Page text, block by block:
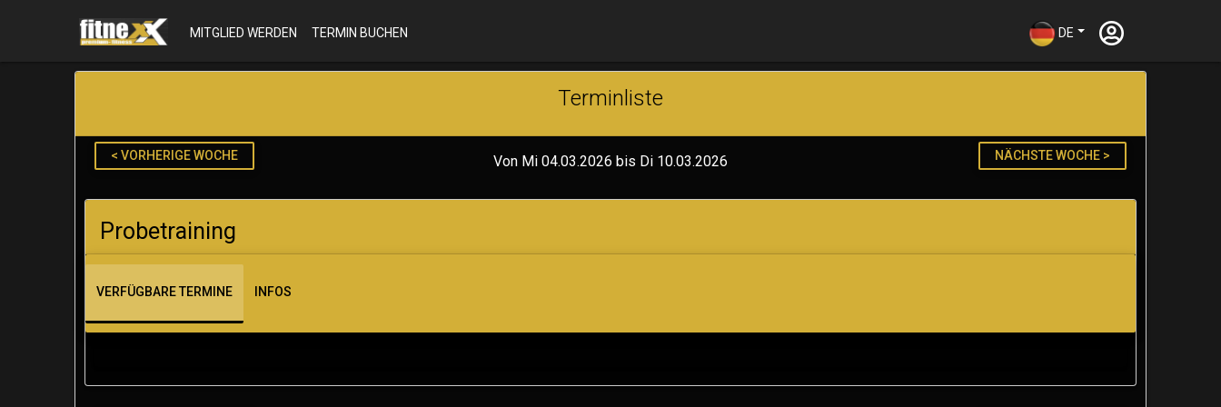
MITGLIED WERDEN TERMIN BUCHEN DE
Terminliste
< VORHERIGE WOCHE Von Mi 04.03.2026 bis Di 10.03.2026 NÄCHSTE WOCHE >
Probetraining
VERFÜGBARE TERMINE INFOS